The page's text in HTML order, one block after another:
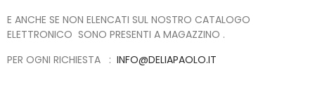
E ANCHE SE NON ELENCATI SUL NOSTRO CATALOGO
ELETTRONICO SONO PRESENTI A MAGAZZINO .
PER OGNI RICHIESTA : INFO@DELIAPAOLO.IT